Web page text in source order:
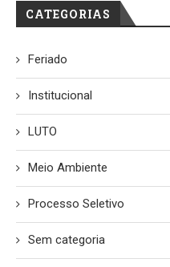
CATEGORIAS
Feriado
Institucional
LUTO
Meio Ambiente
Processo Seletivo
Sem categoria